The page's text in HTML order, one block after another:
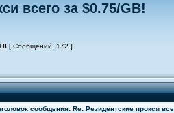
всего за $0.75/GB!
[ Сообщений: 172 ]
сообщения: Re: Резидентские прокси